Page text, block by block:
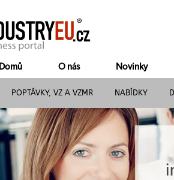
Domů O nás Novinky
POPTÁVKY, VZ A VZMR NABÍDKY